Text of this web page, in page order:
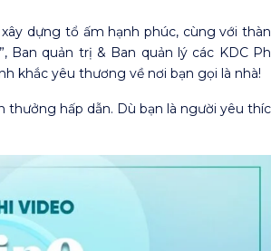
dựng tổ ấm hạnh phúc, cùng với
, Ban quản trị & Ban quản lý các KDC
khắc yêu thương về nơi bạn gọi là nhà!
thưởng hấp dẫn. Dù bạn là người yêu